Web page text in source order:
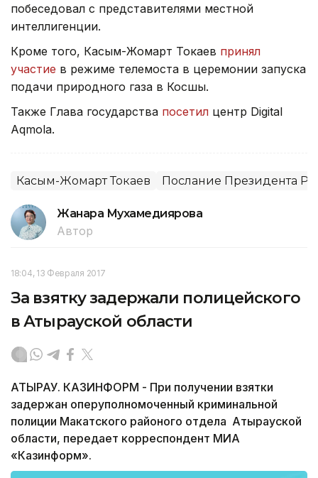
побеседовал с представителями местной
интеллигенции.
Кроме того, Касым-Жомарт Токаев принял
участие в режиме телемоста в церемонии запуска
подачи природного газа в Косшы.
Также Глава государства посетил центр Digital
Aqmola.
Касым-Жомарт Токаев Послание Президента РК
Жанара Мухамедиярова
Автор
18:04, 13 Февраля 2017
За взятку задержали полицейского
в Атырауской области
АТЫРАУ. КАЗИНФОРМ - При получении взятки
задержан оперуполномоченный криминальной
полиции Макатского районого отдела Атырауской
области, передает корреспондент МИА
«Казинформ».